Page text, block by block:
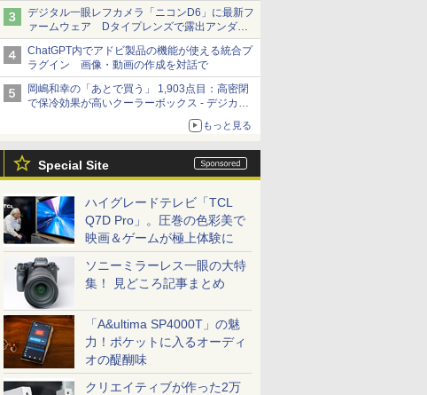
デジタル一眼レフカメラ「ニコンD6」に最新フ
ァームウェア Dタイプレンズで露出アンダー
になる現象の修正など
ChatGPT内でアドビ製品の機能が使える統合プ
ラグイン 画像・動画の作成を対話で
岡嶋和幸の「あとで買う」 1,903点目：高密閉
で保冷効果が高いクーラーボックス - デジカメ
もっと見る
Special Site
ハイグレードテレビ「TCL
Q7D Pro」。圧巻の色彩美で
映画＆ゲームが極上体験に
ソニーミラーレス一眼の大特
集！ 見どころ記事まとめ
「A&ultima SP4000T」の魅
力！ポケットに入るオーディ
オの醍醐味
クリエイティブが作った2万